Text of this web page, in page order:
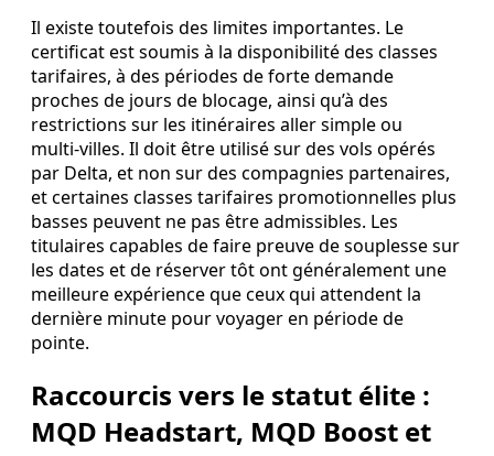
Il existe toutefois des limites importantes. Le
certificat est soumis à la disponibilité des classes
tarifaires, à des périodes de forte demande
proches de jours de blocage, ainsi qu’à des
restrictions sur les itinéraires aller simple ou
multi‑villes. Il doit être utilisé sur des vols opérés
par Delta, et non sur des compagnies partenaires,
et certaines classes tarifaires promotionnelles plus
basses peuvent ne pas être admissibles. Les
titulaires capables de faire preuve de souplesse sur
les dates et de réserver tôt ont généralement une
meilleure expérience que ceux qui attendent la
dernière minute pour voyager en période de
pointe.
Raccourcis vers le statut élite :
MQD Headstart, MQD Boost et